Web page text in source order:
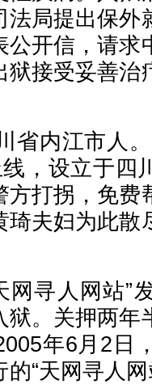
法局提出保外
开信，请求
接受妥善治
省内江市人
，设立于四
方打拐，免费
琦夫妇为此散
网寻人网站”
狱。关押两年
年6月2日
“天网寻人